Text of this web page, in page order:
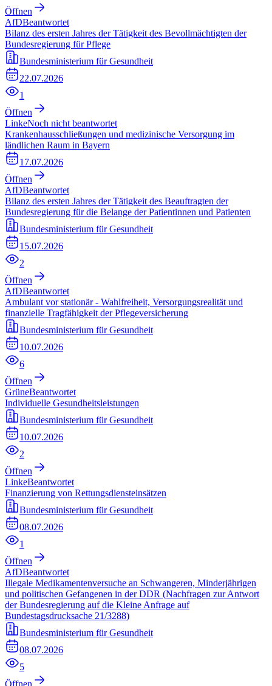
Öffnen
AfDBeantwortet
Bilanz des ersten Jahres der Tätigkeit des Bevollmächtigten der
Bundesregierung für Pflege
Bundesministerium für Gesundheit
22.07.2026
1
Öffnen
LinkeNoch nicht beantwortet
Krankenhausschließungen und medizinische Versorgung im
ländlichen Raum in Bayern
17.07.2026
Öffnen
AfDBeantwortet
Bilanz des ersten Jahres der Tätigkeit des Beauftragten der
Bundesregierung für die Belange der Patientinnen und Patienten
Bundesministerium für Gesundheit
15.07.2026
2
Öffnen
AfDBeantwortet
Ambulant vor stationär - Wahlfreiheit, Versorgungsrealität und
finanzielle Tragfähigkeit der Pflegeversicherung
Bundesministerium für Gesundheit
10.07.2026
6
Öffnen
GrüneBeantwortet
Individuelle Gesundheitsleistungen
Bundesministerium für Gesundheit
10.07.2026
2
Öffnen
LinkeBeantwortet
Finanzierung von Rettungsdiensteinsätzen
Bundesministerium für Gesundheit
08.07.2026
1
Öffnen
AfDBeantwortet
Illegale Medikamentenversuche an Schwangeren, Minderjährigen
und politischen Gefangenen in der DDR (Nachfragen zur Antwort
der Bundesregierung auf die Kleine Anfrage auf
Bundestagsdrucksache 21/3288)
Bundesministerium für Gesundheit
08.07.2026
5
Öffnen